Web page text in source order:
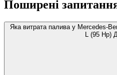
Поширені
Яка витрата палива у Mercedes-
L (95 Hp)